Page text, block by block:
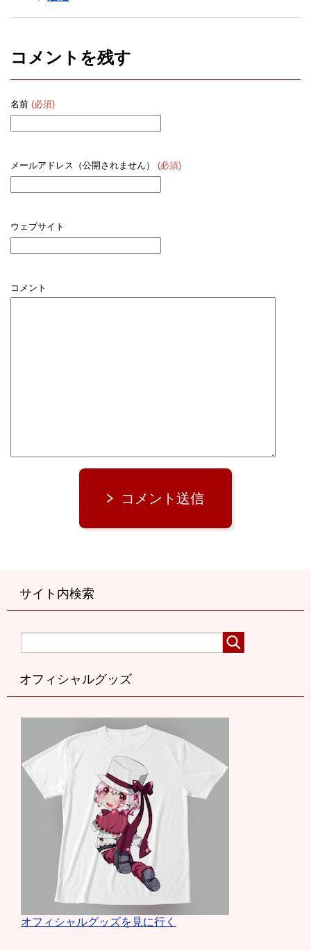
コメントを残す
名前 (必須)
メールアドレス（公開されません） (必須)
ウェブサイト
コメント
コメント送信
サイト内検索
オフィシャルグッズ
オフィシャルグッズを見に行く